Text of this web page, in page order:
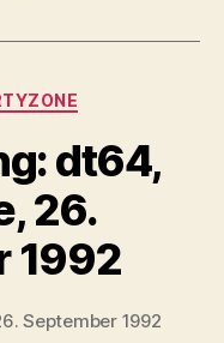
dt64,
26.
1992
September 1992